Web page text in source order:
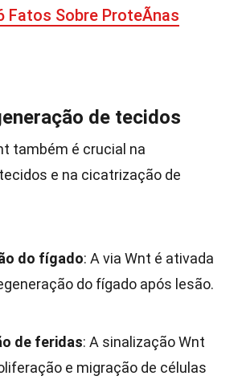
Fatos Sobre ProteÃ­nas
de tecidos
também é crucial na
e na cicatrização de
do fígado: A via Wnt é ativada
do fígado após lesão.
de feridas: A sinalização Wnt
e migração de células